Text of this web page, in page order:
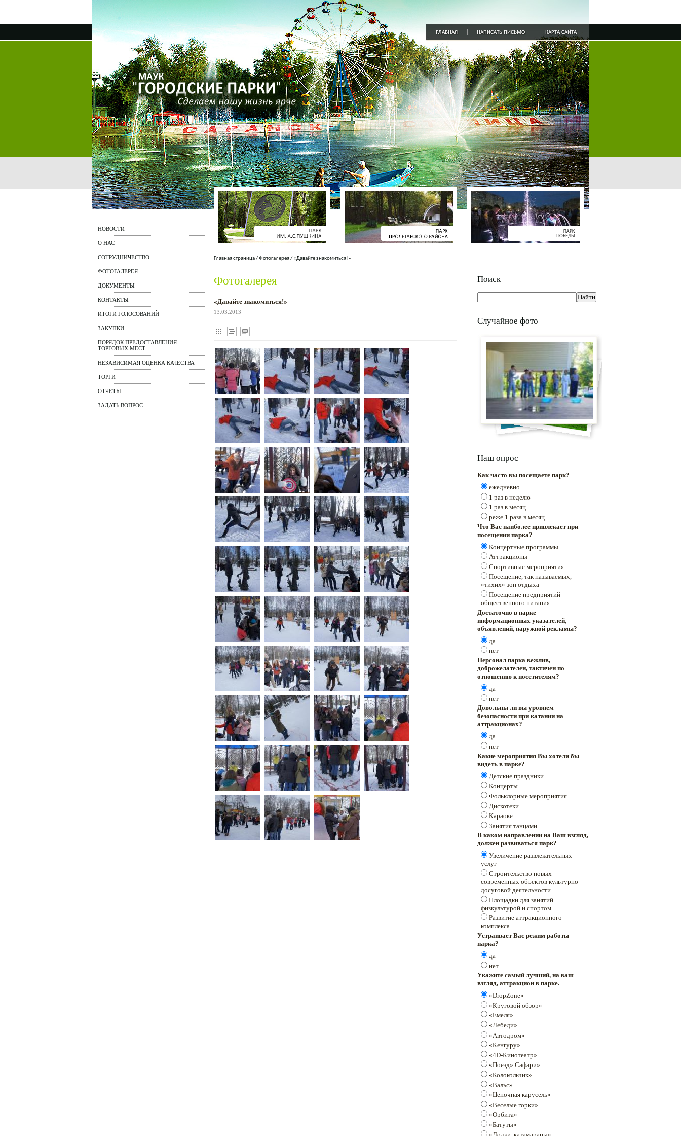
НОВОСТИ
О НАС
СОТРУДНИЧЕСТВО
ФОТОГАЛЕРЕЯ
ДОКУМЕНТЫ
КОНТАКТЫ
ИТОГИ ГОЛОСОВАНИЙ
ЗАКУПКИ
ПОРЯДОК ПРЕДОСТАВЛЕНИЯ
ТОРГОВЫХ МЕСТ
НЕЗАВИСИМАЯ ОЦЕНКА КАЧЕСТВА
ТОРГИ
ОТЧЕТЫ
ЗАДАТЬ ВОПРОС
Главная страница/Фотогалерея/ «Давайте знакомиться!»
Фотогалерея
«Давайте знакомиться!»
13.03.2013
Поиск
Случайное фото
Наш опрос
Как часто вы посещаете парк?
ежедневно
1 раз в неделю
1 раз в месяц
реже 1 раза в месяц
Что Вас наиболее привлекает при
посещении парка?
Концертные программы
Аттракционы
Спортивные мероприятия
Посещение, так называемых,
«тихих» зон отдыха
Посещение предприятий
общественного питания
Достаточно в парке
информационных указателей,
объявлений, наружной рекламы?
да
нет
Персонал парка вежлив,
доброжелателен, тактичен по
отношению к посетителям?
да
нет
Довольны ли вы уровнем
безопасности при катании на
аттракционах?
да
нет
Какие мероприятия Вы хотели бы
видеть в парке?
Детские праздники
Концерты
Фольклорные мероприятия
Дискотеки
Караоке
Занятия танцами
В каком направлении на Ваш взгляд,
должен развиваться парк?
Увеличение развлекательных
услуг
Строительство новых
современных объектов культурно –
досуговой деятельности
Площадки для занятий
физкультурой и спортом
Развитие аттракционного
комплекса
Устраивает Вас режим работы
парка?
да
нет
Укажите самый лучший, на ваш
взгляд, аттракцион в парке.
«DropZone»
«Круговой обзор»
«Емеля»
«Лебеди»
«Автодром»
«Кенгуру»
«4D-Кинотеатр»
«Поезд» Сафари»
«Колокольчик»
«Вальс»
«Цепочная карусель»
«Веселые горки»
«Орбита»
«Батуты»